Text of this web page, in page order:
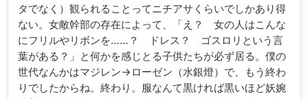
タでなく）観られることってニチアサくらいでしかあり得
ない。女敵幹部の存在によって、「え？ 女の人はこんな
にフリルやリボンを……？ ドレス？ ゴスロリという言
葉がある？」と何かを感じとる子供たちが必ず居る。僕の
世代なんかはマジレン→ローゼン（水銀燈）で、もう終わ
りでしたからね。終わり。服なんて黒ければ黒いほど妖婉